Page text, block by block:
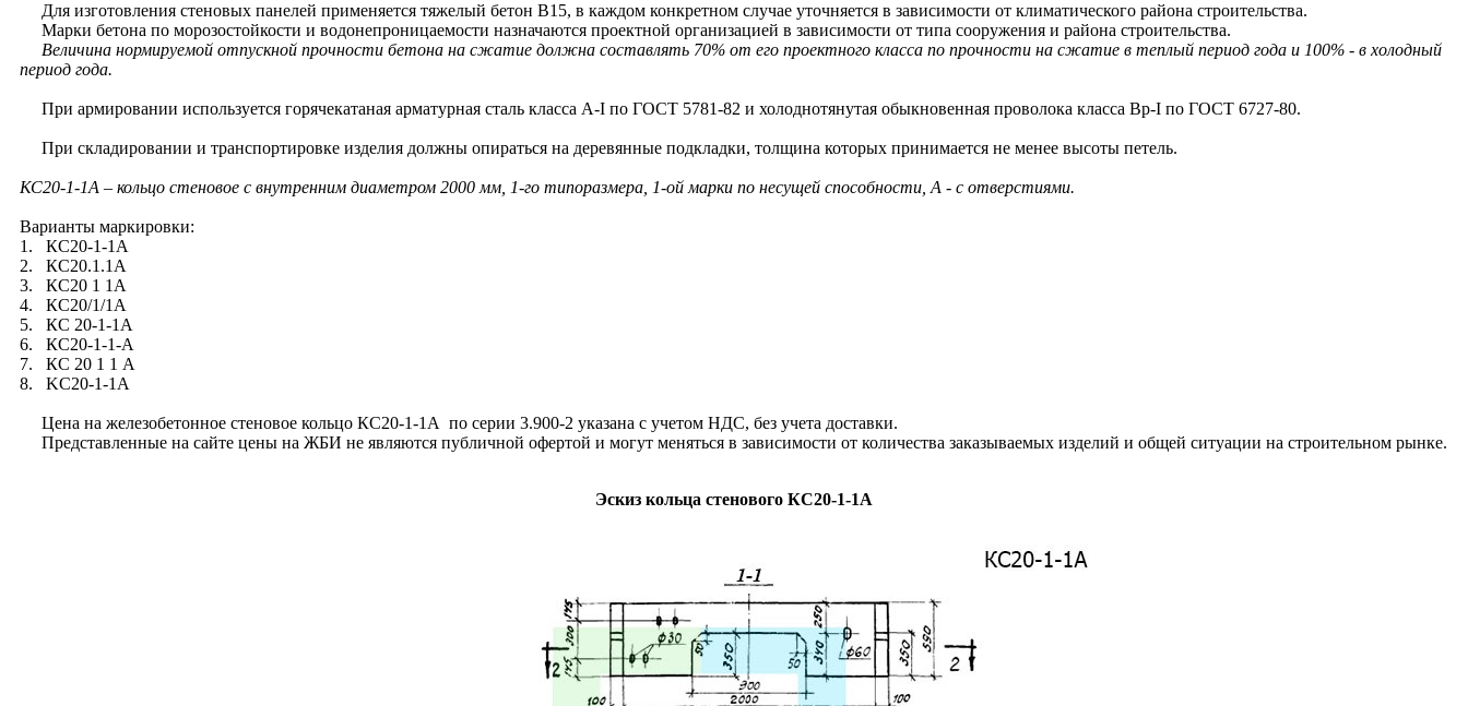
Для изготовления стеновых панелей применяется тяжелый бетон В15, в каждом конкретном случае уточняется в зависимости от климатического района строительства.
Марки бетона по морозостойкости и водонепроницаемости назначаются проектной организацией в зависимости от типа сооружения и района строительства.
Величина нормируемой отпускной прочности бетона на сжатие должна составлять 70% от его проектного класса по прочности на сжатие в теплый период года и 100% - в холодный
период года.
При армировании используется горячекатаная арматурная сталь класса A-I по ГОСТ 5781-82 и холоднотянутая обыкновенная проволока класса Bp-I по ГОСТ 6727-80.
При складировании и транспортировке изделия должны опираться на деревянные подкладки, толщина которых принимается не менее высоты петель.
КС20-1-1А – кольцо стеновое с внутренним диаметром 2000 мм, 1-го типоразмера, 1-ой марки по несущей способности, А - с отверстиями.
Варианты маркировки:
1. КС20-1-1А
2. КС20.1.1А
3. КС20 1 1А
4. КС20/1/1А
5. КС 20-1-1А
6. КС20-1-1-А
7. КС 20 1 1 А
8. KC20-1-1A
Цена на железобетонное стеновое кольцо КС20-1-1А по серии 3.900-2 указана с учетом НДС, без учета доставки.
Представленные на сайте цены на ЖБИ не являются публичной офертой и могут меняться в зависимости от количества заказываемых изделий и общей ситуации на строительном рынке.
Эскиз кольца стенового КС20-1-1А